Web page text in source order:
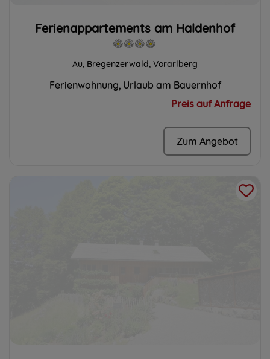
Ferienappartements am Haldenhof
Au, Bregenzerwald, Vorarlberg
Ferienwohnung Urlaub am Bauernhof
Preis auf Anfrage
Zum Angebot